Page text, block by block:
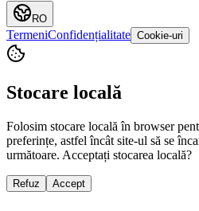
RO
TermeniConfidențialitate Cookie-uri
Stocare locală
Folosim stocare locală în browser
preferințe, astfel încât site-ul să se
următoare. Acceptați stocarea locală?
Refuz Accept